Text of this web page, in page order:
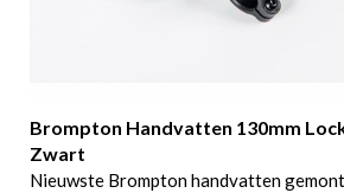
Brompton Handvatten 130mm
Zwart
Nieuwste Brompton handvatten